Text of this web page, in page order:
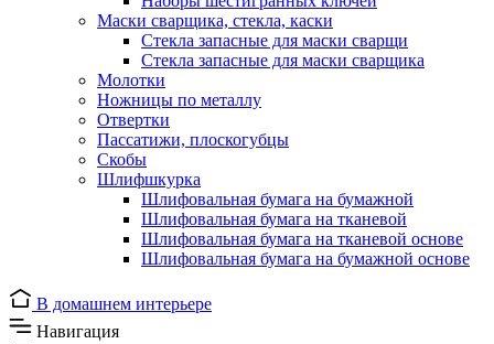
Маски сварщика, стекла, каски
Стекла запасные для маски сварщи
Стекла запасные для маски сварщика
Молотки
Ножницы по металлу
Отвертки
Пассатижи, плоскогубцы
Скобы
Шлифшкурка
Шлифовальная бумага на бумажной
Шлифовальная бумага на тканевой
Шлифовальная бумага на тканевой основе
Шлифовальная бумага на бумажной основе
В домашнем интерьере
Навигация